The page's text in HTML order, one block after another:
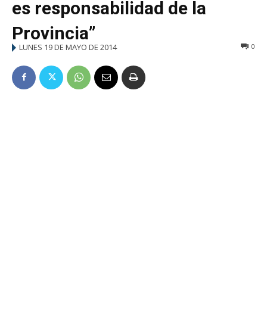
es responsabilidad de la
Provincia”
LUNES 19 DE MAYO DE 2014 0